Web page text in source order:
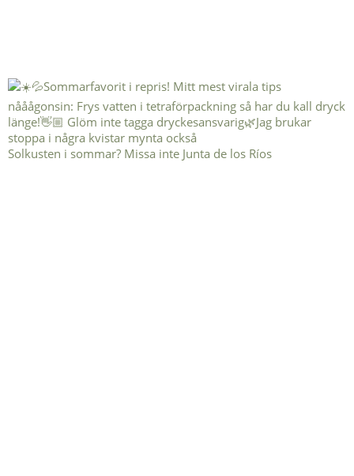
Solkusten i sommar? Missa inte Junta de los Ríos